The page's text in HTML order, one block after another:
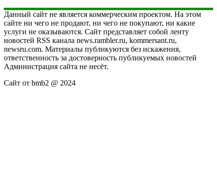
Данный сайт не является коммерческим проектом. На этом
сайте ни чего не продают, ни чего не покупают, ни какие
услуги не оказываются. Сайт представляет собой ленту
новостей RSS канала news.rambler.ru, kommersant.ru,
newsru.com. Материалы публикуются без искажения,
ответственность за достоверность публикуемых новостей
Администрация сайта не несёт.
Сайт от bmb2 @ 2024